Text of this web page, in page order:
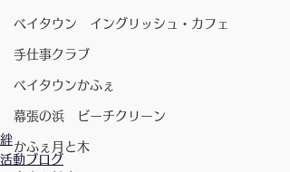
ベイタウン イングリッシュ・カフェ
手仕事クラブ
ベイタウンかふぇ
幕張の浜 ビーチクリーン
かふぇ月と木
絆
活動ブログ